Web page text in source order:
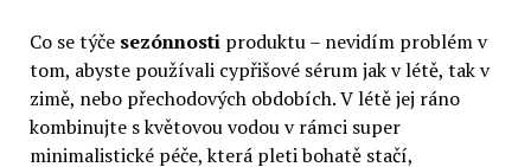
Co se týče sezónnosti produktu – nevidím problém v
tom, abyste používali cypřišové sérum jak v létě, tak v
zimě, nebo přechodových obdobích. V létě jej ráno
kombinujte s květovou vodou v rámci super
minimalistické péče, která pleti bohatě stačí,